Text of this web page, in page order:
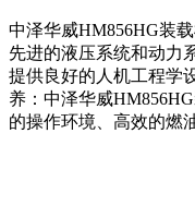
中泽华威HM856HG装
先进的液压系统和动力
提供良好的人机工程学
养：中泽华威
的操作环境、高效的燃